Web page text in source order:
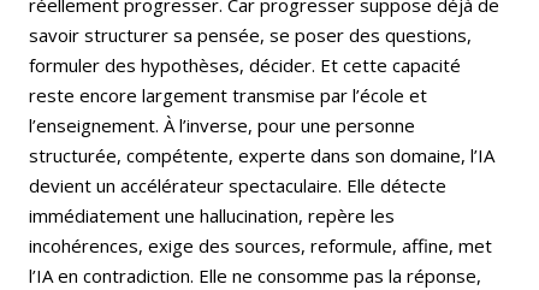
réellement progresser. Car progresser suppose déjà de
savoir structurer sa pensée, se poser des questions,
formuler des hypothèses, décider. Et cette capacité
reste encore largement transmise par l’école et
l’enseignement. À l’inverse, pour une personne
structurée, compétente, experte dans son domaine, l’IA
devient un accélérateur spectaculaire. Elle détecte
immédiatement une hallucination, repère les
incohérences, exige des sources, reformule, affine, met
l’IA en contradiction. Elle ne consomme pas la réponse,